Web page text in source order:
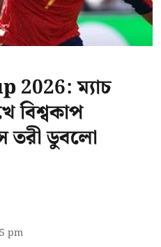
2026: ম্যাচ
বিশ্বকাপ
তরী ডুবলো
pm